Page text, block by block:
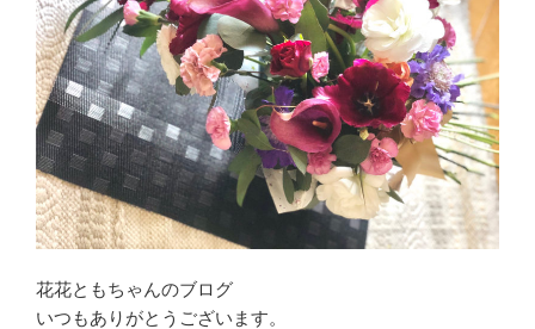
花花ともちゃんのブログ
いつもありがとうございます。